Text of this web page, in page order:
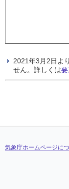
2021年3月2日よ
せん。詳しくは
気象庁ホームページに